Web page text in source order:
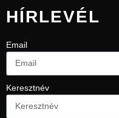
HÍRLEVÉL
Email
Keresztnév